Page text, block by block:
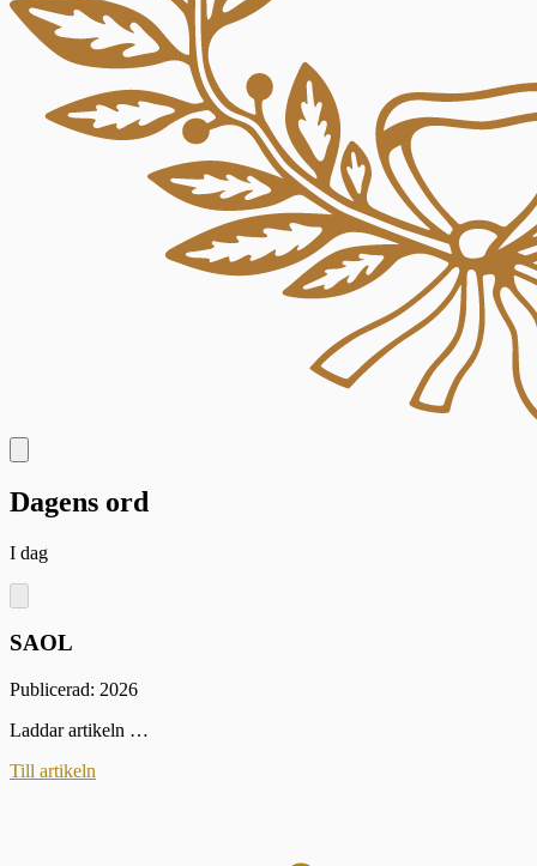
Dagens ord
I dag
SAOL
Publicerad: 2026
Laddar artikeln …
Till artikeln